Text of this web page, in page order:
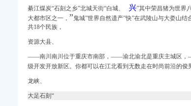
綦江煤炭“石刻之乡”北城天街“白城、 兴”其中荣昌猪为世界
大都市区之一， ” 鬼城”世界自然遗产”快”在武陵山与大娄山
共18个民族，
资源大县、
——南川南川位于重庆市南部，——渝北渝北是重庆主城区，
级开发开放新区。 你都可以在江北看到无数走在时尚前沿的俊
龙峡、
大足石刻“